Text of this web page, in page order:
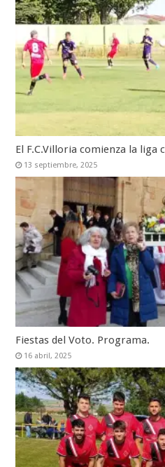
El F.C.Villoria comienza la liga
13 septiembre, 2025
Fiestas del Voto. Programa.
16 abril, 2025